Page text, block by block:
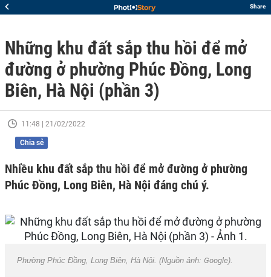
Share
Những khu đất sắp thu hồi để mở
đường ở phường Phúc Đồng, Long
Biên, Hà Nội (phần 3)
11:48 | 21/02/2022
Chia sẻ
Nhiều khu đất sắp thu hồi để mở đường ở phường
Phúc Đồng, Long Biên, Hà Nội đáng chú ý.
Phường Phúc Đồng, Long Biên, Hà Nội. (Nguồn ảnh: Google).